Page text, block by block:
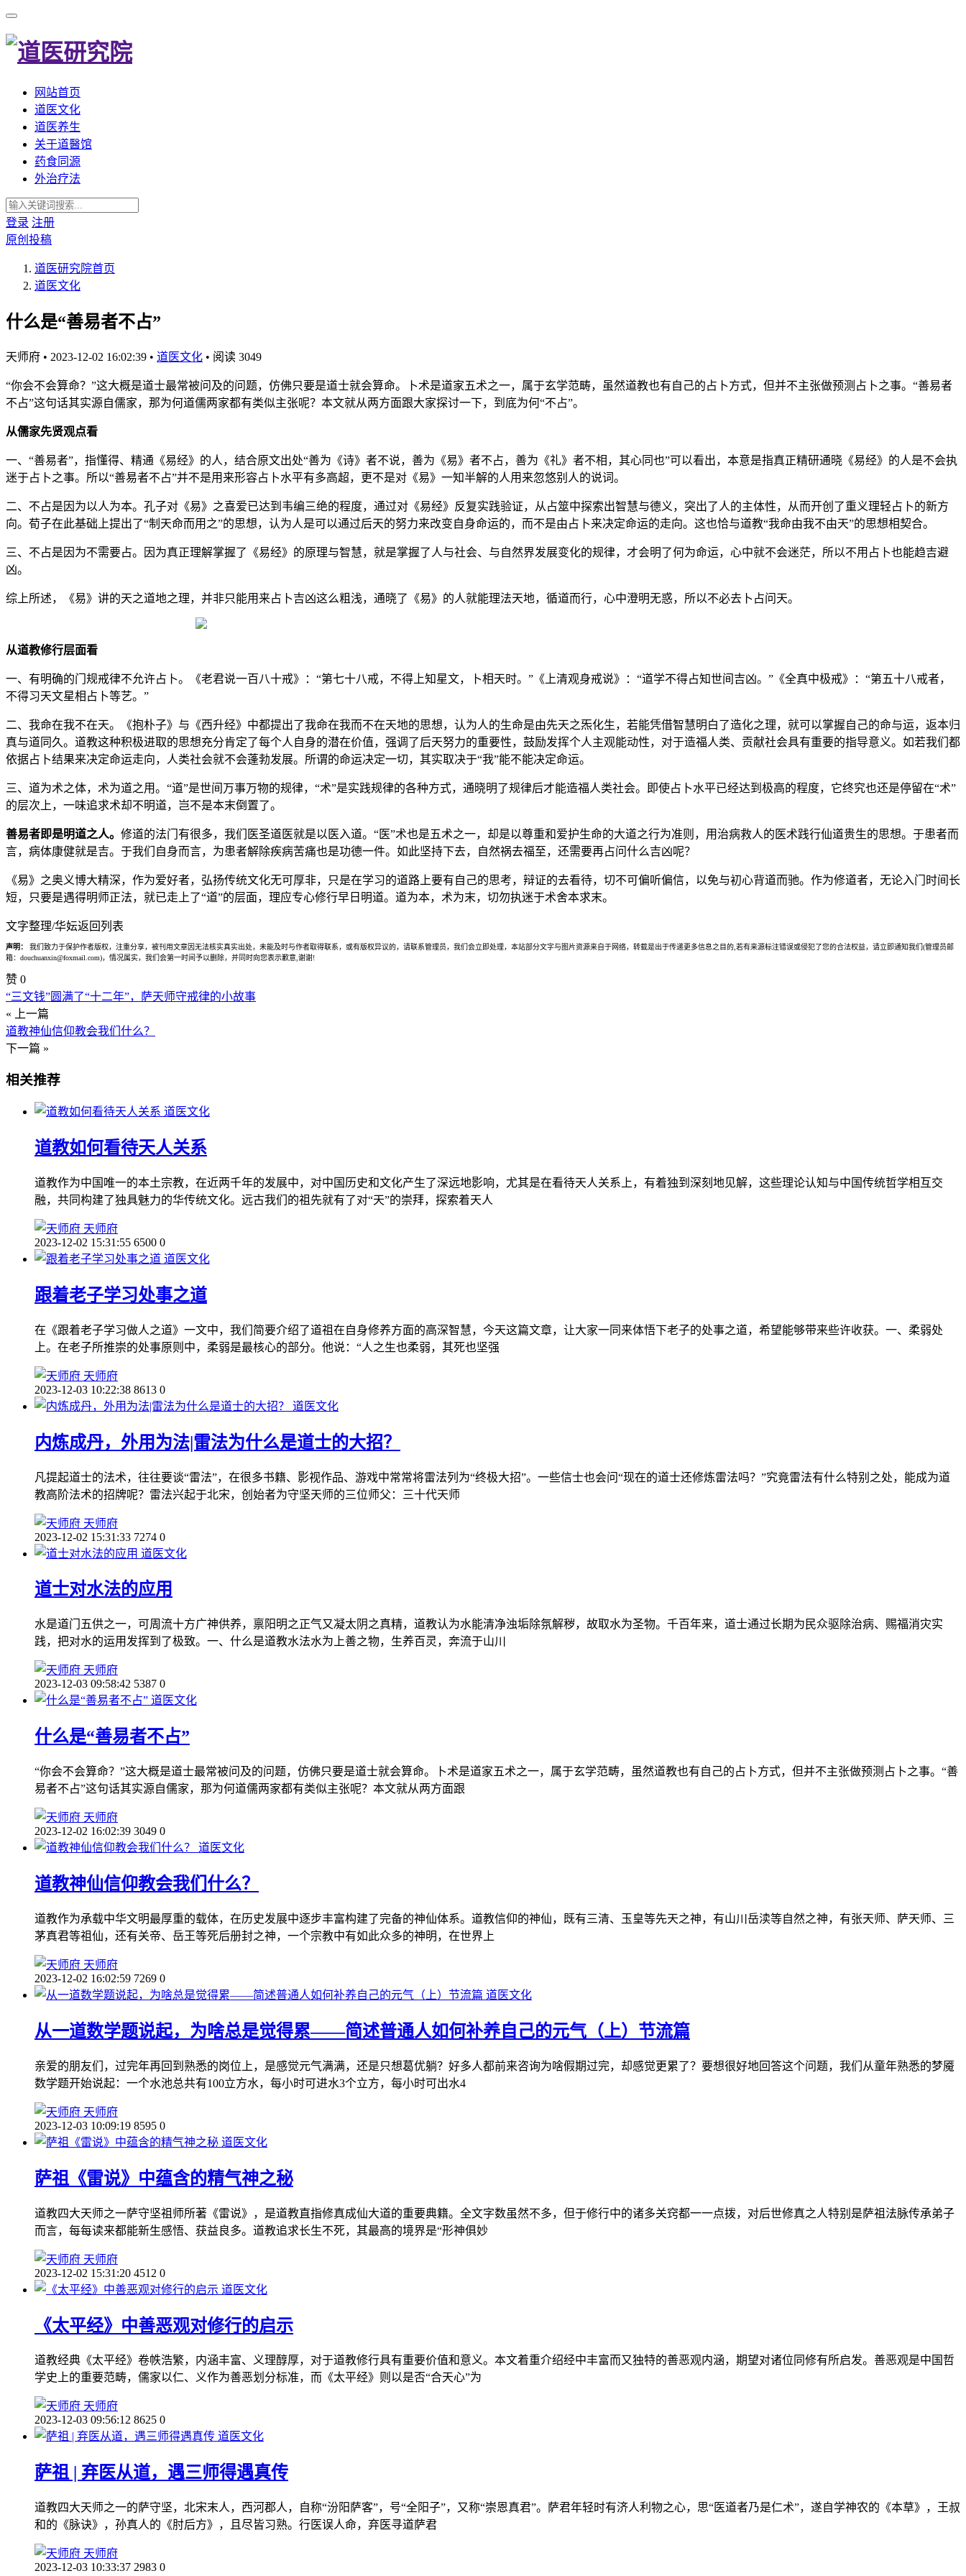
网站首页
道医文化
道医养生
关于道醫馆
药食同源
外治疗法
登录 注册
原创投稿
道医研究院首页
道医文化
什么是“善易者不占”
天师府 • 2023-12-02 16:02:39 • 道医文化 • 阅读 3049
“你会不会算命？”这大概是道士最常被问及的问题，仿佛只要是道士就会算命。卜术是道家五术之一，属于玄学范畴，虽然道教也有自己的占卜方式，但并不主张做预测占卜之事。“善易者
不占”这句话其实源自儒家，那为何道儒两家都有类似主张呢？本文就从两方面跟大家探讨一下，到底为何“不占”。
从儒家先贤观点看
一、“善易者”，指懂得、精通《易经》的人，结合原文出处“善为《诗》者不说，善为《易》者不占，善为《礼》者不相，其心同也”可以看出，本意是指真正精研通晓《易经》的人是不会执
迷于占卜之事。所以“善易者不占”并不是用来形容占卜水平有多高超，更不是对《易》一知半解的人用来忽悠别人的说词。
二、不占是因为以人为本。孔子对《易》之喜爱已达到韦编三绝的程度，通过对《易经》反复实践验证，从占筮中探索出智慧与德义，突出了人的主体性，从而开创了重义理轻占卜的新方
向。荀子在此基础上提出了“制天命而用之”的思想，认为人是可以通过后天的努力来改变自身命运的，而不是由占卜来决定命运的走向。这也恰与道教“我命由我不由天”的思想相契合。
三、不占是因为不需要占。因为真正理解掌握了《易经》的原理与智慧，就是掌握了人与社会、与自然界发展变化的规律，才会明了何为命运，心中就不会迷茫，所以不用占卜也能趋吉避
凶。
综上所述，《易》讲的天之道地之理，并非只能用来占卜吉凶这么粗浅，通晓了《易》的人就能理法天地，循道而行，心中澄明无惑，所以不必去卜占问天。
从道教修行层面看
一、有明确的门规戒律不允许占卜。《老君说一百八十戒》：“第七十八戒，不得上知星文，卜相天时。”《上清观身戒说》：“道学不得占知世间吉凶。”《全真中极戒》：“第五十八戒者，
不得习天文星相占卜等艺。”
二、我命在我不在天。《抱朴子》与《西升经》中都提出了我命在我而不在天地的思想，认为人的生命是由先天之炁化生，若能凭借智慧明白了造化之理，就可以掌握自己的命与运，返本归
真与道同久。道教这种积极进取的思想充分肯定了每个人自身的潜在价值，强调了后天努力的重要性，鼓励发挥个人主观能动性，对于造福人类、贡献社会具有重要的指导意义。如若我们都
依据占卜结果来决定命运走向，人类社会就不会蓬勃发展。所谓的命运决定一切，其实取决于“我”能不能决定命运。
三、道为术之体，术为道之用。“道”是世间万事万物的规律，“术”是实践规律的各种方式，通晓明了规律后才能造福人类社会。即使占卜水平已经达到极高的程度，它终究也还是停留在“术”
的层次上，一味追求术却不明道，岂不是本末倒置了。
善易者即是明道之人。 修道的法门有很多，我们医圣道医就是以医入道。“医”术也是五术之一，却是以尊重和爱护生命的大道之行为准则，用治病救人的医术践行仙道贵生的思想。于患者而
言，病体康健就是吉。于我们自身而言，为患者解除疾病苦痛也是功德一件。如此坚持下去，自然祸去福至，还需要再占问什么吉凶呢？
《易》之奥义博大精深，作为爱好者，弘扬传统文化无可厚非，只是在学习的道路上要有自己的思考，辩证的去看待，切不可偏听偏信，以免与初心背道而驰。作为修道者，无论入门时间长
短，只要是遇得明师正法，就已走上了“道”的层面，理应专心修行早日明道。道为本，术为末，切勿执迷于术舍本求末。
文字整理/华妘返回列表
声明：
我们致力于保护作者版权，注重分享，被刊用文章因无法核实真实出处，未能及时与作者取得联系，或有版权异议的，请联系管理员，我们会立即处理，本站部分文字与图片资源来自于网络，转载是出于传递更多信息之目的,若有来源标注错误或侵犯了您的合法权益，请立即通知我们(管理员邮
箱：douchuanxin@foxmail.com)，情况属实，我们会第一时间予以删除，并同时向您表示歉意,谢谢!
赞 0
“三文钱”圆满了“十二年”，萨天师守戒律的小故事
« 上一篇
道教神仙信仰教会我们什么？
下一篇 »
相关推荐
道医文化
道教如何看待天人关系
道教作为中国唯一的本土宗教，在近两千年的发展中，对中国历史和文化产生了深远地影响，尤其是在看待天人关系上，有着独到深刻地见解，这些理论认知与中国传统哲学相互交
融，共同构建了独具魅力的华传统文化。远古我们的祖先就有了对“天”的崇拜，探索着天人
天师府
2023-12-02 15:31:55 6500 0
道医文化
跟着老子学习处事之道
在《跟着老子学习做人之道》一文中，我们简要介绍了道祖在自身修养方面的高深智慧，今天这篇文章，让大家一同来体悟下老子的处事之道，希望能够带来些许收获。一、柔弱处
上。在老子所推崇的处事原则中，柔弱是最核心的部分。他说：“人之生也柔弱，其死也坚强
天师府
2023-12-03 10:22:38 8613 0
道医文化
内炼成丹，外用为法|雷法为什么是道士的大招？
凡提起道士的法术，往往要谈“雷法”，在很多书籍、影视作品、游戏中常常将雷法列为“终极大招”。一些信士也会问“现在的道士还修炼雷法吗？”究竟雷法有什么特别之处，能成为道
教高阶法术的招牌呢？雷法兴起于北宋，创始者为守坚天师的三位师父：三十代天师
天师府
2023-12-02 15:31:33 7274 0
道医文化
道士对水法的应用
水是道门五供之一，可周流十方广神供养，禀阳明之正气又凝太阴之真精，道教认为水能清净浊垢除氛解秽，故取水为圣物。千百年来，道士通过长期为民众驱除治病、赐福消灾实
践，把对水的运用发挥到了极致。一、什么是道教水法水为上善之物，生养百灵，奔流于山川
天师府
2023-12-03 09:58:42 5387 0
道医文化
什么是“善易者不占”
“你会不会算命？”这大概是道士最常被问及的问题，仿佛只要是道士就会算命。卜术是道家五术之一，属于玄学范畴，虽然道教也有自己的占卜方式，但并不主张做预测占卜之事。“善
易者不占”这句话其实源自儒家，那为何道儒两家都有类似主张呢？本文就从两方面跟
天师府
2023-12-02 16:02:39 3049 0
道医文化
道教神仙信仰教会我们什么？
道教作为承载中华文明最厚重的载体，在历史发展中逐步丰富构建了完备的神仙体系。道教信仰的神仙，既有三清、玉皇等先天之神，有山川岳渎等自然之神，有张天师、萨天师、三
茅真君等祖仙，还有关帝、岳王等死后册封之神，一个宗教中有如此众多的神明，在世界上
天师府
2023-12-02 16:02:59 7269 0
道医文化
从一道数学题说起，为啥总是觉得累——简述普通人如何补养自己的元气（上）节流篇
亲爱的朋友们，过完年再回到熟悉的岗位上，是感觉元气满满，还是只想葛优躺？好多人都前来咨询为啥假期过完，却感觉更累了？要想很好地回答这个问题，我们从童年熟悉的梦魇
数学题开始说起：一个水池总共有100立方水，每小时可进水3个立方，每小时可出水4
天师府
2023-12-03 10:09:19 8595 0
道医文化
萨祖《雷说》中蕴含的精气神之秘
道教四大天师之一萨守坚祖师所著《雷说》，是道教直指修真成仙大道的重要典籍。全文字数虽然不多，但于修行中的诸多关窍都一一点拨，对后世修真之人特别是萨祖法脉传承弟子
而言，每每读来都能新生感悟、获益良多。道教追求长生不死，其最高的境界是“形神俱妙
天师府
2023-12-02 15:31:20 4512 0
道医文化
《太平经》中善恶观对修行的启示
道教经典《太平经》卷帙浩繁，内涵丰富、义理醇厚，对于道教修行具有重要价值和意义。本文着重介绍经中丰富而又独特的善恶观内涵，期望对诸位同修有所启发。善恶观是中国哲
学史上的重要范畴，儒家以仁、义作为善恶划分标准，而《太平经》则以是否“合天心”为
天师府
2023-12-03 09:56:12 8625 0
道医文化
萨祖 | 弃医从道，遇三师得遇真传
道教四大天师之一的萨守坚，北宋末人，西河郡人，自称“汾阳萨客”，号“全阳子”，又称“崇恩真君”。萨君年轻时有济人利物之心，思“医道者乃是仁术”，遂自学神农的《本草》，王叔
和的《脉诀》，孙真人的《肘后方》，且尽皆习熟。行医误人命，弃医寻道萨君
天师府
2023-12-03 10:33:37 2983 0